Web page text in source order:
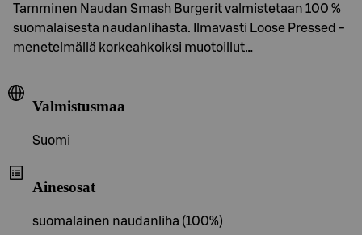
Tamminen Naudan Smash Burgerit valmistetaan 100 %
suomalaisesta naudanlihasta. Ilmavasti Loose Pressed -
menetelmällä korkeahkoiksi muotoillut…
Valmistusmaa
Suomi
Ainesosat
suomalainen naudanliha (100%)